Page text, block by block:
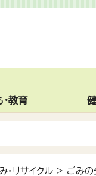
・教育
・リサイクル > ごみの